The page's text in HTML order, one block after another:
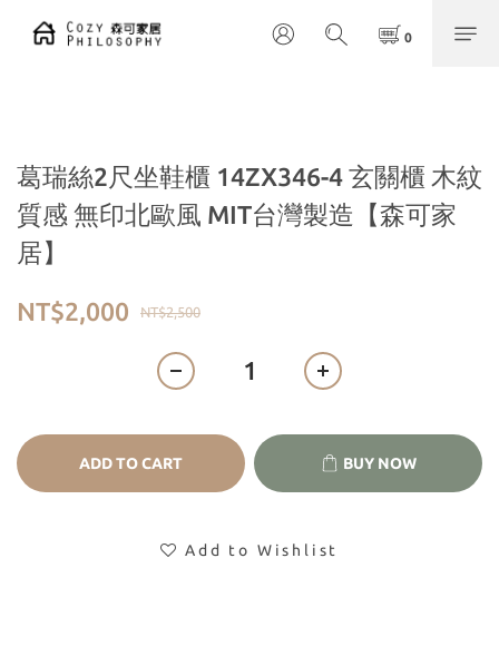
葛瑞絲2尺坐鞋櫃 14ZX346-4 玄關櫃 木紋
質感 無印北歐風 MIT台灣製造【森可家
居】
NT$2,500
NT$2,000
ADD TO CART BUY NOW
Add to Wishlist